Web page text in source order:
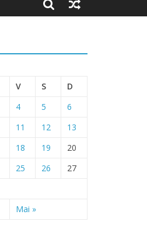
V S D
Mai »
4 5
6
11 12
13
18 19
20
25 26
27